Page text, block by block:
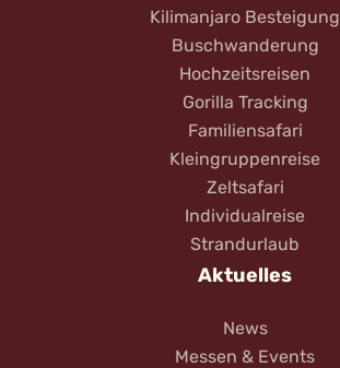
Kilimanjaro Besteigung
Buschwanderung
Hochzeitsreisen
Gorilla Tracking
Familiensafari
Kleingruppenreise
Zeltsafari
Individualreise
Strandurlaub
Aktuelles
News
Messen & Events